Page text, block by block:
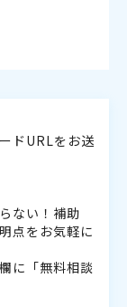
ドURLをお送
ない！補助
点をお気軽に
に「無料相談